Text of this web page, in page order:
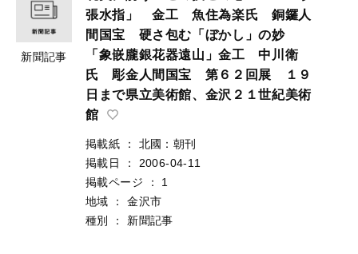
新聞記事
張水指」 金工 魚住為楽氏 銅鑼人
間国宝 硬さ包む「ぼかし」の妙
「象嵌朧銀花器遠山」金工 中川衛
氏 彫金人間国宝 第６２回展 １９
日まで県立美術館、金沢２１世紀美術
館
掲載紙 ：
北國：朝刊
掲載日
：
2006-04-11
掲載ページ
：
1
地域
：
金沢市
種別
： 新聞記事